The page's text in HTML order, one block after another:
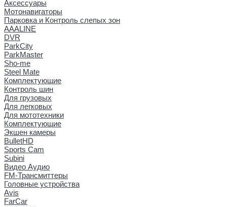
Аксессуары
Мотонавигаторы
Парковка и Контроль слепых зон
AAALINE
DVR
ParkCity
ParkMaster
Sho-me
Steel Mate
Комплектующие
Контроль шин
Для грузовых
Для легковых
Для мототехники
Комплектующие
Экшен камеры
BulletHD
Sports Cam
Subini
Видео Аудио
FM-Трансмиттеры
Головные устройства
Avis
FarCar